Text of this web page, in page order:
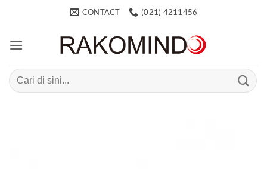
CONTACT (021) 4211456
Search
for: